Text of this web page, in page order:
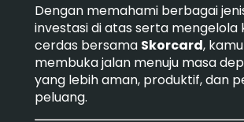
Dengan memahami berbagai
investasi di atas serta mengelola
cerdas bersama Skorcard,
membuka jalan menuju masa
yang lebih aman, produktif, dan
peluang.